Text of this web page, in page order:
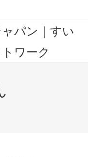
パン｜すい
ワーク